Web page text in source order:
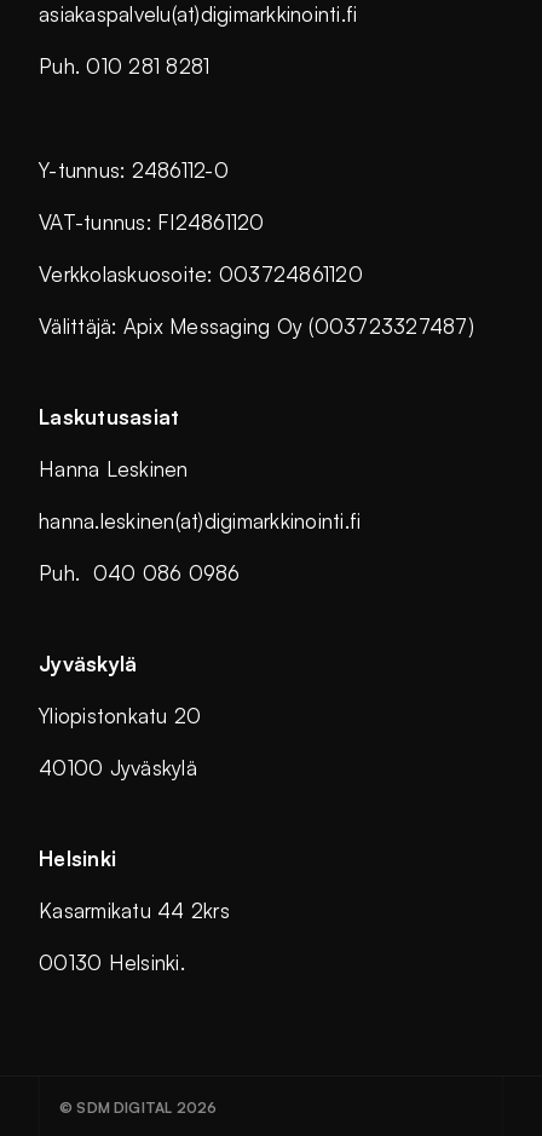
asiakaspalvelu(at)digimarkkinointi.fi
Puh. 010 281 8281
Y-tunnus: 2486112-0
VAT-tunnus: FI24861120
Verkkolaskuosoite: 003724861120
Välittäjä: Apix Messaging Oy (003723327487)
Laskutusasiat
Hanna Leskinen
hanna.leskinen(at)digimarkkinointi.fi
Puh. 040 086 0986
Jyväskylä
Yliopistonkatu 20
40100 Jyväskylä
Helsinki
Kasarmikatu 44 2krs
00130 Helsinki.
© SDM DIGITAL 2026